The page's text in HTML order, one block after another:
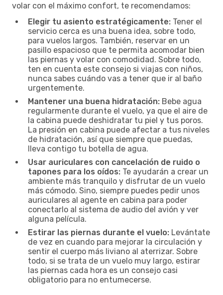
volar con el máximo confort, te recomendamos:
Elegir tu asiento estratégicamente: Tener el
servicio cerca es una buena idea, sobre todo,
para vuelos largos. También, reservar en un
pasillo espacioso que te permita acomodar bien
las piernas y volar con comodidad. Sobre todo,
ten en cuenta este consejo si viajas con niños,
nunca sabes cuándo vas a tener que ir al baño
urgentemente.
Mantener una buena hidratación: Bebe agua
regularmente durante el vuelo, ya que el aire de
la cabina puede deshidratar tu piel y tus poros.
La presión en cabina puede afectar a tus niveles
de hidratación, así que siempre que puedas,
lleva contigo tu botella de agua.
Usar auriculares con cancelación de ruido o
tapones para los oídos: Te ayudarán a crear un
ambiente más tranquilo y disfrutar de un vuelo
más cómodo. Sino, siempre puedes pedir unos
auriculares al agente en cabina para poder
conectarlo al sistema de audio del avión y ver
alguna película.
Estirar las piernas durante el vuelo: Levántate
de vez en cuando para mejorar la circulación y
sentir el cuerpo más liviano al aterrizar. Sobre
todo, si se trata de un vuelo muy largo, estirar
las piernas cada hora es un consejo casi
obligatorio para no entumecerse.